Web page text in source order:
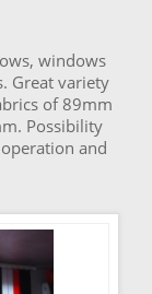
windows
Great variety
of 89mm
Possibility
and